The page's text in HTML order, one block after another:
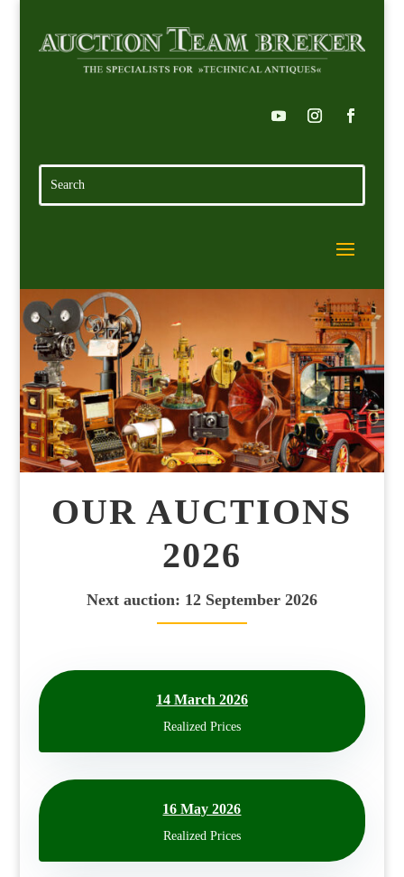
OUR AUCTIONS
2026
Next auction: 12 September 2026
14 March 2026
Realized Prices
16 May 2026
Realized Prices